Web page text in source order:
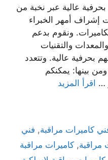
عالية عبر نخبة من
إشراف أمهر الخبراء
ونقوم بدعم
والتقنيات
بحرفية عالية. وتتعدد
بينها: يمكنكم
اقرأ المزيد
كاميرات مراقبة, فني
مراقبة, كاميرات مراقبة